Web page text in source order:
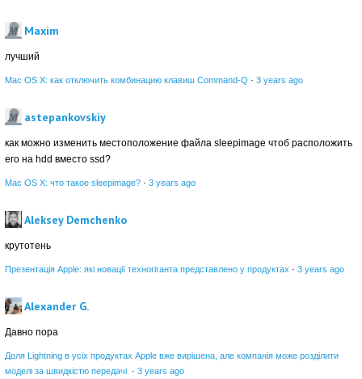
Maxim
лучший
Mac OS X: как отключить комбинацию клавиш Command-Q · 3 years ago
astepankovskiy
как можно изменить местоположение файла sleepimage чтоб расположить
его на hdd вместо ssd?
Mac OS X: что такое sleepimage? · 3 years ago
Aleksey Demchenko
крутотень
Презентація Apple: які новації техногіганта представлено у продуктах · 3 years ago
Alexander G.
Давно пора
Доля Lightning в усіх продуктах Apple вже вирішена, але компанія може розділити
моделі за швидкістю передачі · 3 years ago